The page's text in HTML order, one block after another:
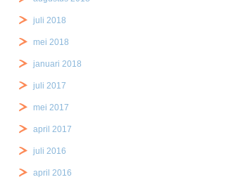
juli 2018
mei 2018
januari 2018
juli 2017
mei 2017
april 2017
juli 2016
april 2016